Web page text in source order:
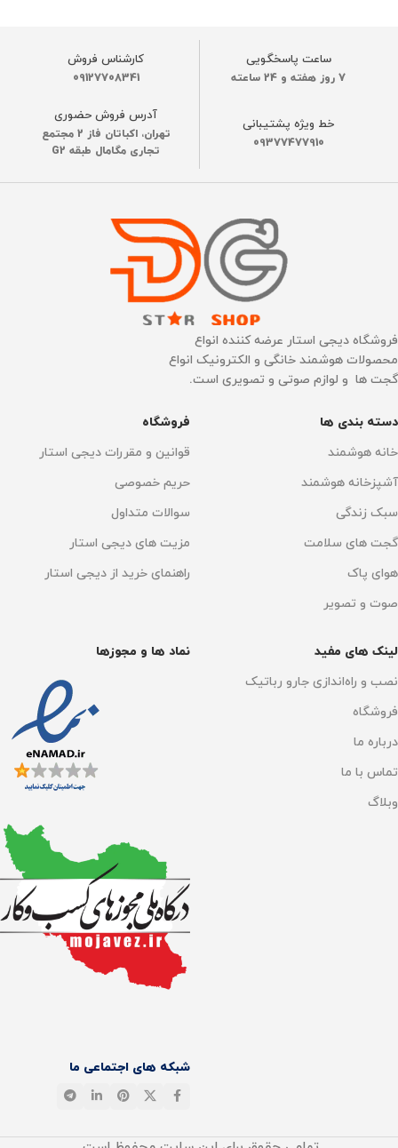
ساعت پاسخگویی
7 روز هفته و 24 ساعته
کارشناس فروش
09127708341
خط ویژه پشتیبانی
09377477910
آدرس فروش حضوری
تهران، اکباتان فاز 2 مجتمع
تجاری مگامال طبقه G2
فروشگاه دیجی استار عرضه کننده انواع
محصولات هوشمند خانگی و الکترونیک انواع
گجت ها و لوازم صوتی و تصویری است.
دسته بندی ها
خانه هوشمند
آشپزخانه هوشمند
سبک زندگی
گجت های سلامت
هوای پاک
صوت و تصویر
فروشگاه
قوانین و مقررات دیجی استار
حریم خصوصی
سوالات متداول
مزیت های دیجی استار
راهنمای خرید از دیجی استار
لینک های مفید
نصب و راه‌اندازی جارو رباتیک
فروشگاه
درباره ما
تماس با ما
وبلاگ
نماد ها و مجوزها
شبکه های اجتماعی ما